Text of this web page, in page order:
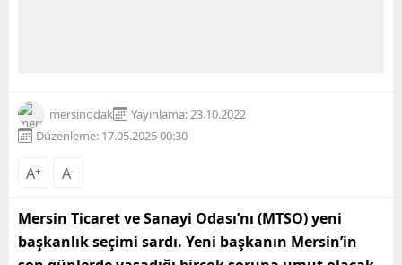
mersinodak
Yayınlama: 23.10.2022
Düzenleme: 17.05.2025 00:30
A+ A-
Mersin Ticaret ve Sanayi Odası’nı (MTSO) yeni
başkanlık seçimi sardı. Yeni başkanın Mersin’in